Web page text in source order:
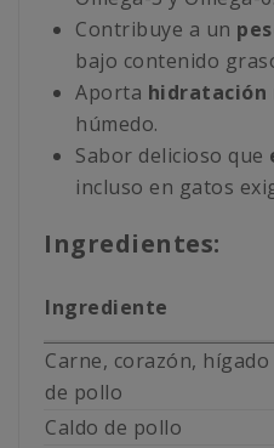
Contribuye a un
bajo contenido
Aporta hidratación
húmedo.
Sabor delicioso que
incluso en gatos
Ingredientes:
Ingrediente
Carne, corazón,
de pollo
Caldo de pollo